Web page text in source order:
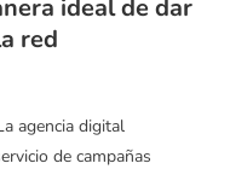
ideal de dar
red
agencia digital
de campañas